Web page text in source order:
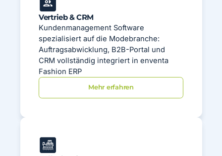
Vertrieb & CRM
Kundenmanagement Software
spezialisiert auf die Modebranche:
Auftragsabwicklung, B2B-Portal und
CRM vollständig integriert in enventa
Fashion ERP
Mehr erfahren